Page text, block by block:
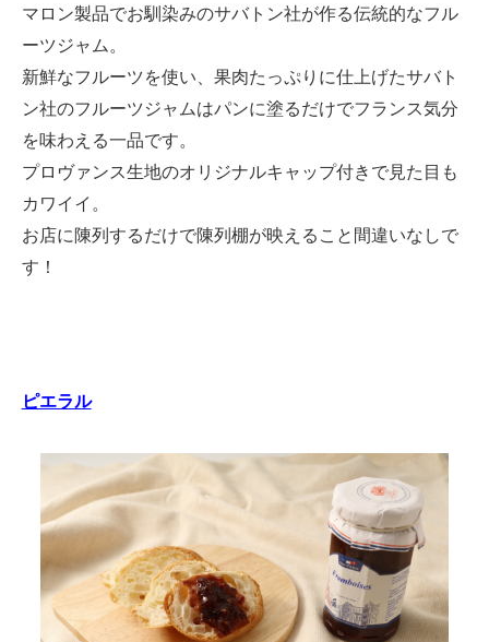
マロン製品でお馴染みのサバトン社が作る伝統的なフル
ーツジャム。
新鮮なフルーツを使い、果肉たっぷりに仕上げたサバト
ン社のフルーツジャムはパンに塗るだけでフランス気分
を味わえる一品です。
プロヴァンス生地のオリジナルキャップ付きで見た目も
カワイイ。
お店に陳列するだけで陳列棚が映えること間違いなしで
す！
ピエラル